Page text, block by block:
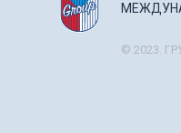
© 2023.